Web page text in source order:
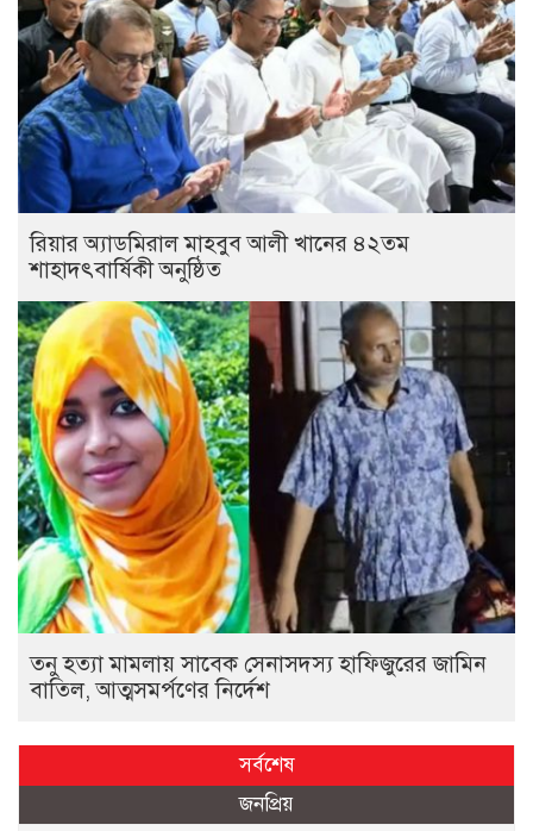
রিয়ার অ্যাডমিরাল মাহবুব আলী খানের ৪২তম
শাহাদৎবার্ষিকী অনুষ্ঠিত
তনু হত্যা মামলায় সাবেক সেনাসদস্য হাফিজুরের জামিন
বাতিল, আত্মসমর্পণের নির্দেশ
সর্বশেষ
জনপ্রিয়